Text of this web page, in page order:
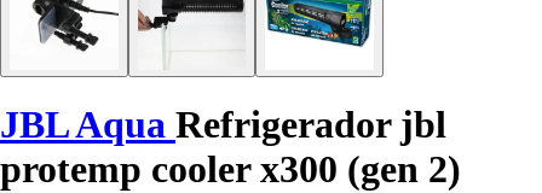
JBL Aqua Refrigerador jbl
protemp cooler x300 (gen 2)